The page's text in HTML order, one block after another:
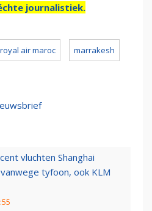
journalistiek.
royal air maroc marrakesh
vluchten Shanghai
tyfoon, ook KLM